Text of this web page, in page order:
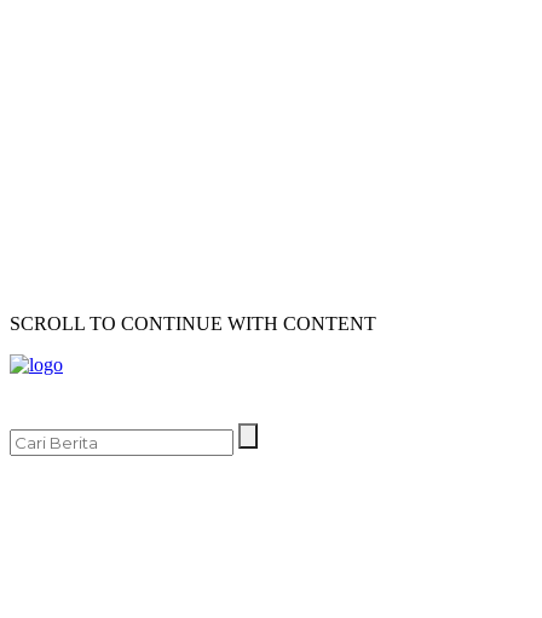
SCROLL TO CONTINUE WITH CONTENT